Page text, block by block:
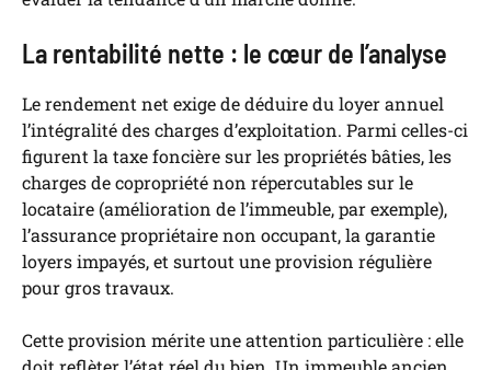
La rentabilité nette : le cœur de l’analyse
Le rendement net exige de déduire du loyer annuel
l’intégralité des charges d’exploitation. Parmi celles-ci
figurent la taxe foncière sur les propriétés bâties, les
charges de copropriété non répercutables sur le
locataire (amélioration de l’immeuble, par exemple),
l’assurance propriétaire non occupant, la garantie
loyers impayés, et surtout une provision régulière
pour gros travaux.
Cette provision mérite une attention particulière : elle